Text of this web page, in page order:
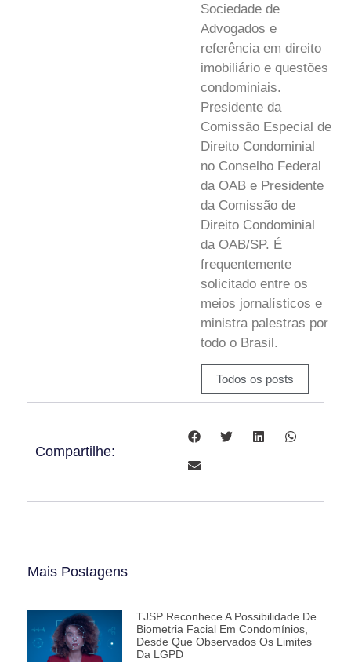
Sociedade de
Advogados e
referência em direito
imobiliário e questões
condominiais.
Presidente da
Comissão Especial de
Direito Condominial
no Conselho Federal
da OAB e Presidente
da Comissão de
Direito Condominial
da OAB/SP. É
frequentemente
solicitado entre os
meios jornalísticos e
ministra palestras por
todo o Brasil.
Todos os posts
Compartilhe:
Mais Postagens
TJSP Reconhece A Possibilidade De
Biometria Facial Em Condomínios,
Desde Que Observados Os Limites
Da LGPD